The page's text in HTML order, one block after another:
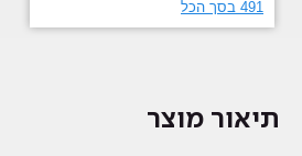
תיאור מוצר